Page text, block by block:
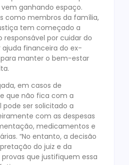
ganhando espaço.
como membros da família,
tem começado a
responsável por cuidar do
financeira do ex-
manter o bem-estar
em casos de
que não fica com a
ser solicitado a
com as despesas
medicamentos e
“No entanto, a decisão
do juiz e da
que justifiquem essa